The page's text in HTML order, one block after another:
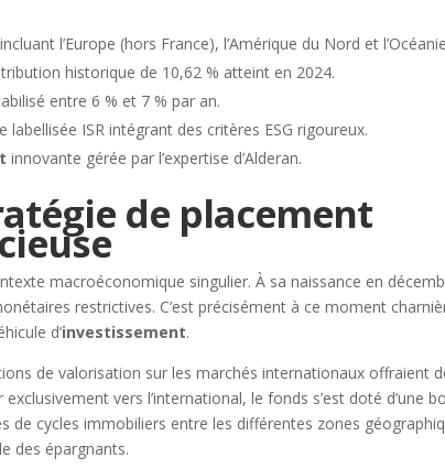
l’Europe (hors France), l’Amérique du Nord et
historique de 10,62 % atteint en 2024.
entre 6 % et 7 % par an.
labellisée ISR intégrant des critères ESG rigoureux.
innovante gérée par l’expertise d’Alderan.
de placement
macroéconomique singulier. À sa naissance en
restrictives. C’est précisément à ce moment
d’investissement.
de valorisation sur les marchés internationaux offraient
vers l’international, le fonds s’est doté d’une
de cycles immobiliers entre les différentes zones
des épargnants.